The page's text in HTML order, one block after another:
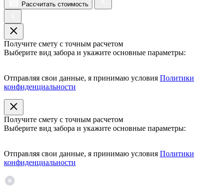
Рассчитать стоимость
Получите смету с точным расчетом
Выберите вид забора и укажите основные параметры:
Отправляя свои данные, я принимаю условия Политики
конфиденциальности
Получите смету с точным расчетом
Выберите вид забора и укажите основные параметры:
Отправляя свои данные, я принимаю условия Политики
конфиденциальности